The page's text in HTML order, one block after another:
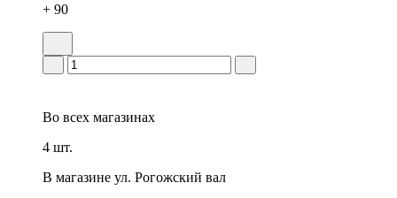
+ 90
Во всех магазинах
4 шт.
В магазине ул. Рогожский вал